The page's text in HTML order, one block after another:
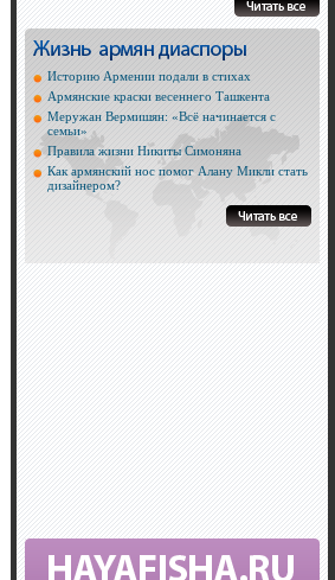
Историю Армении подали в стихах
Армянские краски весеннего Ташкента
Меружан Вермишян: «Всё начинается с
семьи»
Правила жизни Никиты Симоняна
Как армянский нос помог Алану Микли стать
дизайнером?